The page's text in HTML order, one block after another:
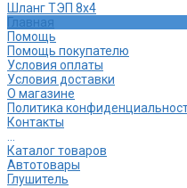
Шланг ТЭП 8х4
Главная
Помощь
Помощь покупателю
Условия оплаты
Условия доставки
О магазине
Политика
Контакты
...
Каталог товаров
Автотовары
Глушитель